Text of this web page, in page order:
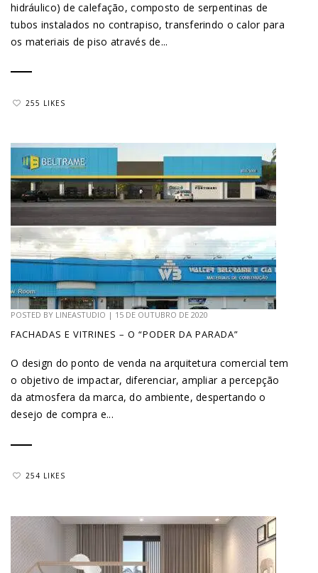
hidráulico) de calefação, composto de serpentinas de
tubos instalados no contrapiso, transferindo o calor para
os materiais de piso através de...
255 LIKES
POSTED BY LINEASTUDIO | 15 DE OUTUBRO DE 2020
FACHADAS E VITRINES – O “PODER DA PARADA”
O design do ponto de venda na arquitetura comercial tem
o objetivo de impactar, diferenciar, ampliar a percepção
da atmosfera da marca, do ambiente, despertando o
desejo de compra e...
254 LIKES